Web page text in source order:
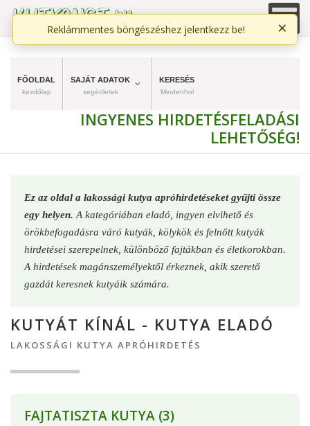
FŐOLDAL
kezdőlap
SAJÁT ADATOK
segédletek
KERESÉS
Mindenhol
INGYENES HIRDETÉSFELADÁSI
LEHETŐSÉG!
Ez az oldal a lakossági kutya apróhirdetéseket gyűjti össze
egy helyen. A kategóriában eladó, ingyen elvihető és
örökbefogadásra váró kutyák, kölykök és felnőtt kutyák
hirdetései szerepelnek, különböző fajtákban és életkorokban.
A hirdetések magánszemélyektől érkeznek, akik szerető
gazdát keresnek kutyáik számára.
KUTYÁT KÍNÁL - KUTYA ELADÓ
LAKOSSÁGI KUTYA APRÓHIRDETÉS
FAJTATISZTA KUTYA (3)
Reklámmentes böngészéshez jelentkezz be! ×